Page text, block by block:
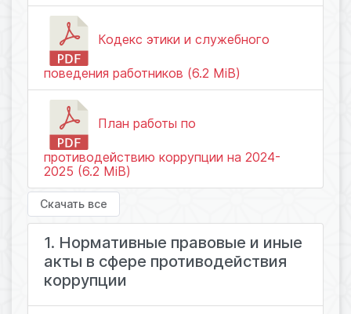
Кодекс этики и служебного
поведения работников (6.2 MiB)
План работы по
противодействию коррупции на 2024-
2025 (6.2 MiB)
Скачать все
1. Нормативные правовые и иные
акты в сфере противодействия
коррупции